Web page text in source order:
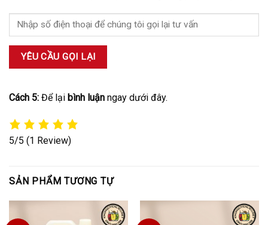
Cách 5: Để lại bình luận ngay dưới đây.
5/5 (1 Review)
SẢN PHẨM TƯƠNG TỰ